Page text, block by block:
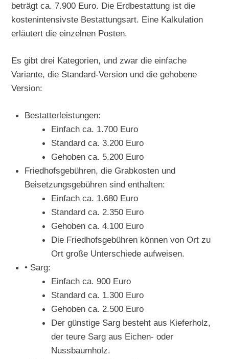
beträgt ca. 7.900 Euro. Die Erdbestattung ist die
kostenintensivste Bestattungsart. Eine Kalkulation
erläutert die einzelnen Posten.
Es gibt drei Kategorien, und zwar die einfache
Variante, die Standard-Version und die gehobene
Version:
Bestatterleistungen:
Einfach ca. 1.700 Euro
Standard ca. 3.200 Euro
Gehoben ca. 5.200 Euro
Friedhofsgebühren, die Grabkosten und
Beisetzungsgebühren sind enthalten:
Einfach ca. 1.680 Euro
Standard ca. 2.350 Euro
Gehoben ca. 4.100 Euro
Die Friedhofsgebühren können von Ort zu
Ort große Unterschiede aufweisen.
• Sarg:
Einfach ca. 900 Euro
Standard ca. 1.300 Euro
Gehoben ca. 2.500 Euro
Der günstige Sarg besteht aus Kieferholz,
der teure Sarg aus Eichen- oder
Nussbaumholz.